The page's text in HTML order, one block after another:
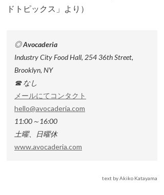
ドトピックス」より）
◎ Avocaderia
Industry City Food Hall, 254 36th Street,
Brooklyn, NY
☎ なし
メールにてコンタクト
hello@avocaderia.com
11:00～16:00
土曜、日曜休
www.avocaderia.com
text by Akiko Katayama